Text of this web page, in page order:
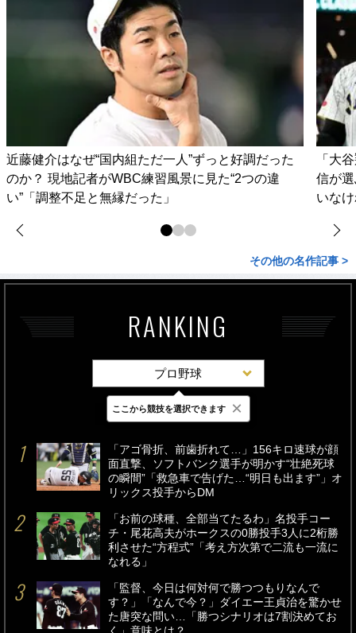
近藤健介はなぜ“国内組ただ一人”ずっと好調だった
のか？ 現地記者がWBC練習風景に見た“2つの違
い”「調整不足と無縁だった」
「大
信が
いな
その他の名作記事 >
RANKING
プロ野球
最新 24時間 週間
「アゴ骨折、前歯折れて…」156キロ速球が顔
面直撃、ソフトバンク選手が明かす“壮絶死球
の瞬間”「救急車で告げた…“明日も出ます”」オ
リックス投手からDM
「お前の球種、全部当てたるわ」名投手コー
チ・尾花高夫がホークスの0勝投手3人に2桁勝
利させた“方程式”「考え方次第で二流も一流に
なれる」
「監督、今日は何対何で勝つつもりなんで
す？」「なんで今？」ダイエー王貞治を驚かせ
た唐突な問い…「勝つシナリオは7割決めてお
ここから競技を選択できます ×